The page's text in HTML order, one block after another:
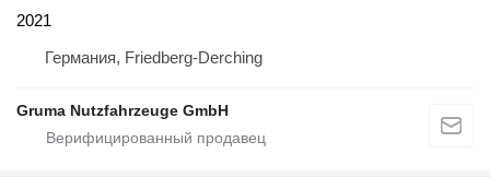
2021
Германия, Friedberg-Derching
Gruma Nutzfahrzeuge GmbH